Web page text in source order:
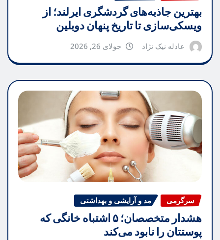
بهترین جاذبه‌های گردشگری ایرلند؛ از
ویسکی‌سازی تا تاریخ پنهان دوبلین
عادله نیک نژاد جولای 26, 2026
سرگرمی مد و آرایشی و بهداشتی
هشدار متخصصان؛ ۵ اشتباه خانگی که
پوستتان را نابود می‌کند